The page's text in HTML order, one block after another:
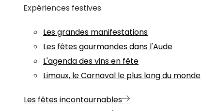
Expériences festives
Les grandes manifestations
Les fêtes gourmandes dans l'Aude
L'agenda des vins en fête
Limoux, le Carnaval le plus long du monde
Les fêtes incontournables